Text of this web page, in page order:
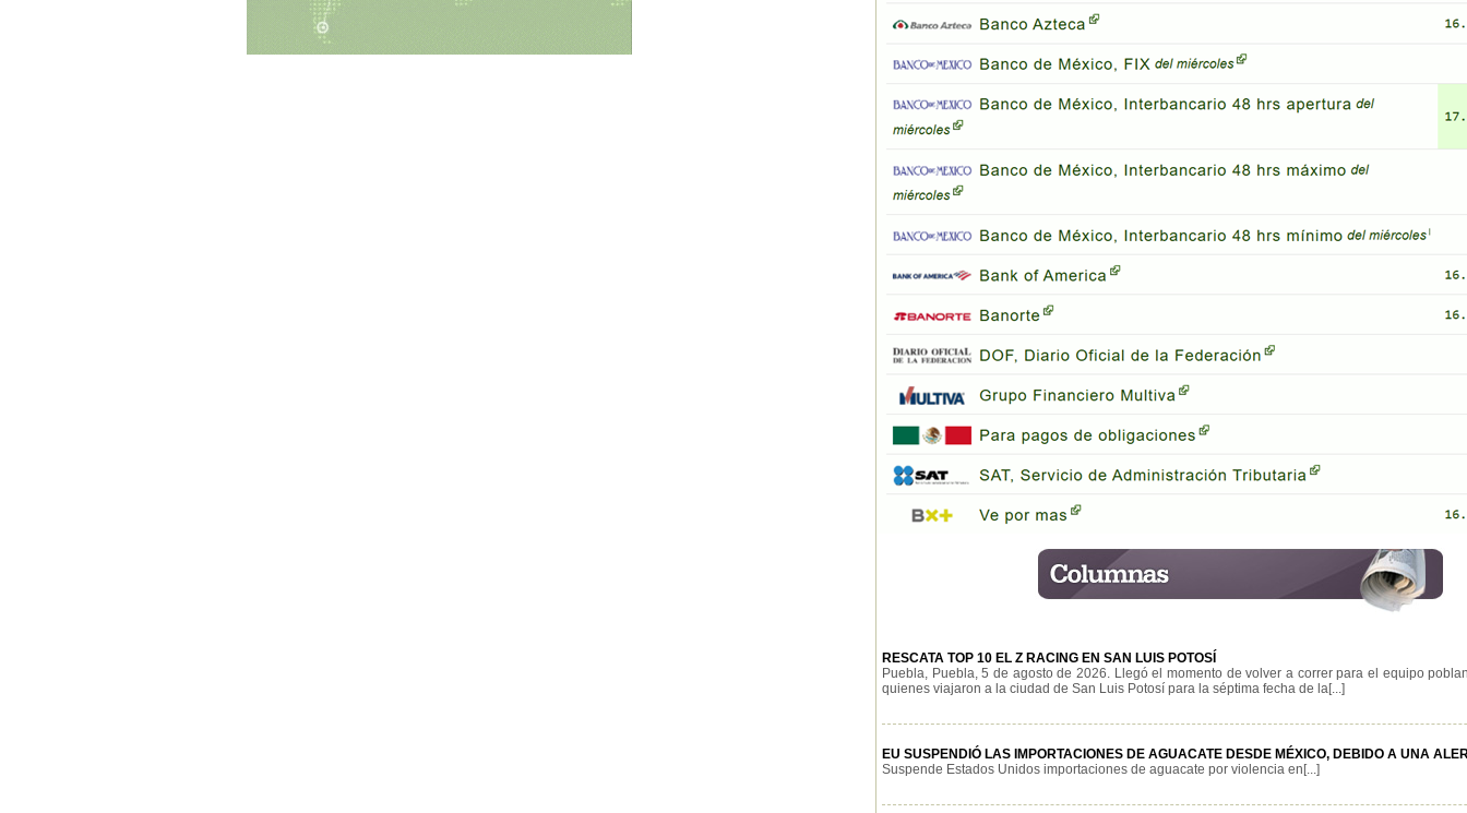
RESCATA TOP 10 EL Z RACING EN SAN LUIS POTOSÍ
Puebla, Puebla, 5 de agosto de 2026. Llegó el momento de volver a correr para el equipo
quienes viajaron a la ciudad de San Luis Potosí para la séptima fecha de la[...]
EU SUSPENDIÓ LAS IMPORTACIONES DE AGUACATE DESDE MÉXICO, DEBIDO A UNA
Suspende Estados Unidos importaciones de aguacate por violencia en[...]